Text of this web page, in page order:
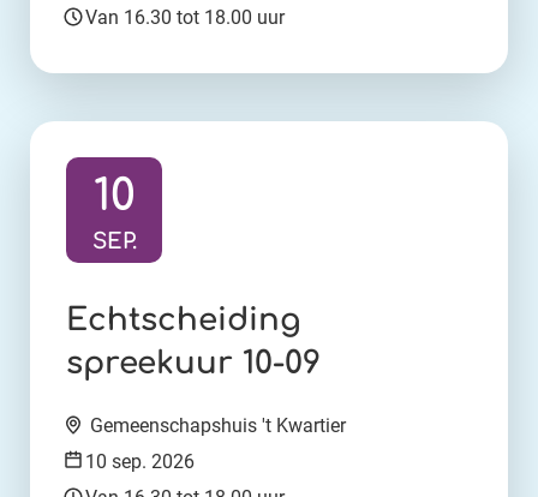
Tijd:
Van 16.30 tot 18.00 uur
Ga naar activiteit:
Echtscheiding
spreekuur 10-09
10
SEP.
Locatie:
Gemeenschapshuis 't Kwartier
Datum:
10 sep. 2026